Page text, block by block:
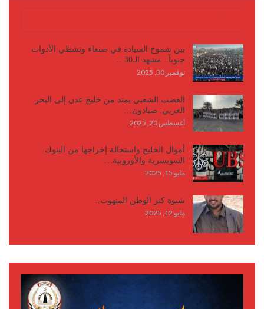
بين شموخ السيادة في صنعاء وتشظي الأدوات
جنوباً.. مشهد الـ30…
نوفمبر 30, 2025
الغضب الشعبي يمتد من خليج عدن إلى البحر
العربي: صيادون…
أغسطس 20, 2025
أموال الخليج واستحالة إخراجها من البنوك
السويسرية والأوروبية…
مايو 15, 2025
شبوة كنز الوطن المنهوب..
مايو 12, 2025